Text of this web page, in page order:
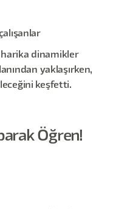
harika dinamikler
yaklaşırken,
keşfetti.
Öğren!